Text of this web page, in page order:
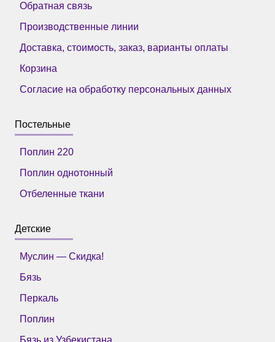
Обратная связь
Производственные линии
Доставка, стоимость, заказ, варианты оплаты
Корзина
Согласие на обработку персональных данных
Постельные
Поплин 220
Поплин однотонный
Отбеленные ткани
Детские
Муслин — Скидка!
Бязь
Перкаль
Поплин